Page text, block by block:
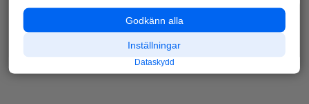
Godkänn alla
Inställningar
Dataskydd